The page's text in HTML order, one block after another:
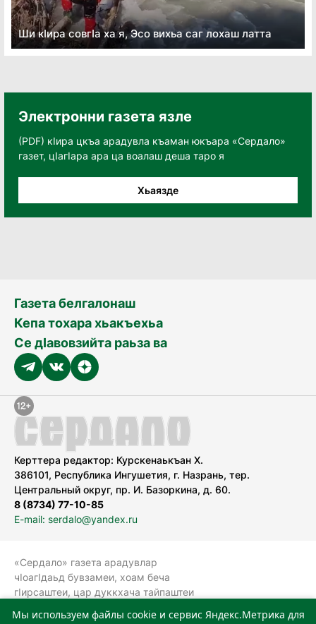
Ши кӏира совгӏа ха я, Эсо вихьа саг лохаш латта
Электронни газета язле
(PDF) кӀира цкъа арадувла къаман юкъара «Сердало»
газет, цӀагӀара ара ца воалаш деша таро я
Хьаязде
Газета белгалонаш
Кепа тохара хьакъехьа
Се дӀавовзийта раьза ва
Керттера редактор: Курскенаькъан Х.
386101, Республика Ингушетия, г. Назрань, тер.
Центральный округ, пр. И. Базоркина, д. 60.
8 (8734) 77-10-85
E-mail: serdalo@yandex.ru
«Сердало» газета арадувлар
чIоагIдаьд бувзамеи, хоам беча
гIирсаштеи, цар дуккхача тайпаштеи
болхлоша (Роскомнадзор).
Мы используем файлы cookie и сервис Яндекс.Метрика для